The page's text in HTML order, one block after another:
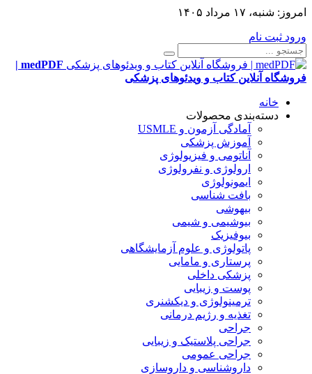
امروز: شنبه، ۱۷ مرداد ۱۴۰۵
ورود ثبت نام
medPDF |
فروشگاه آنلاین کتاب و ویدئوهای پزشکی
خانه
دسته‌بندی محصولات
آمادگی آزمون و USMLE
آموزش پزشکی
آناتومی و فیزیولوژی
ارولوژی و نفرولوژی
ایمونولوژی
بافت شناسی
بیهوشی
بیوشیمی و شیمی
بیوفیزیک
پاتولوژی و علوم آزمایشگاهی
پرستاری و مامایی
پزشکی داخلی
پوست و زیبایی
ترمینولوژی و دیکشنری
تغذیه و رژیم درمانی
جراحی
جراحی پلاستیک و زیبایی
جراحی عمومی
داروشناسی و داروسازی